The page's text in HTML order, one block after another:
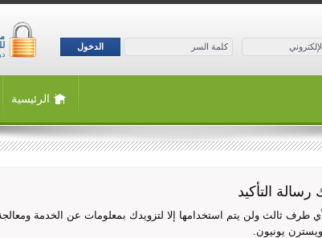
الدخول
الرئيسية
التأكيد
لأي طرف ثالث ولن يتم استخدامها إلا لتزويدك بمعلومات عن الخدمة
يونيون.